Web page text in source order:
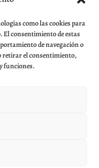
como las cookies para
consentimiento de estas
de navegación o
retirar el consentimiento,
funciones.
y
958 215 457 ·